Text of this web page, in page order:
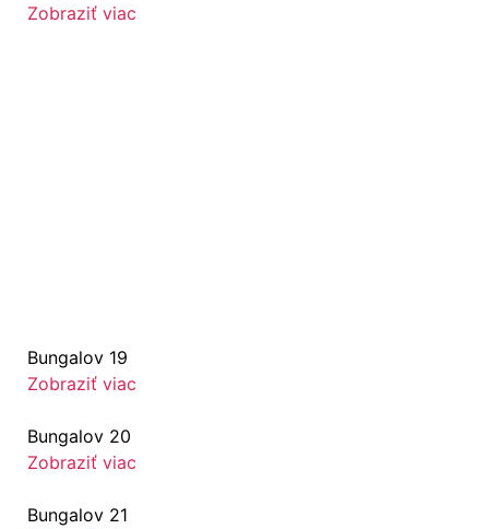
Zobraziť viac
Bungalov 19
Zobraziť viac
Bungalov 20
Zobraziť viac
Bungalov 21